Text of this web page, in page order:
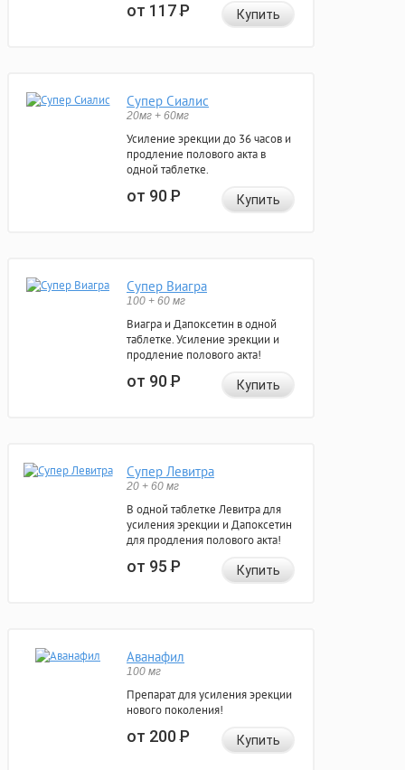
от 117Р Купить
Супер Сиалис
20мг + 60мг
Усиление эрекции до 36 часов и
продление полового акта в
одной таблетке.
от 90Р Купить
Супер Виагра
100 + 60 мг
Виагра и Дапоксетин в одной
таблетке. Усиление эрекции и
продление полового акта!
от 90Р Купить
Супер Левитра
20 + 60 мг
В одной таблетке Левитра для
усиления эрекции и Дапоксетин
для продления полового акта!
от 95Р Купить
Аванафил
100 мг
Препарат для усиления эрекции
нового поколения!
от 200Р Купить